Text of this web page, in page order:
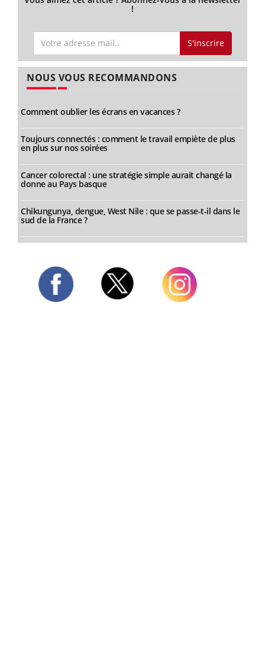
!
S'inscrire
NOUS VOUS RECOMMANDONS
Comment oublier les écrans en vacances ?
Toujours connectés : comment le travail empiète de plus
en plus sur nos soirées
Cancer colorectal : une stratégie simple aurait changé la
donne au Pays basque
Chikungunya, dengue, West Nile : que se passe-t-il dans le
sud de la France ?